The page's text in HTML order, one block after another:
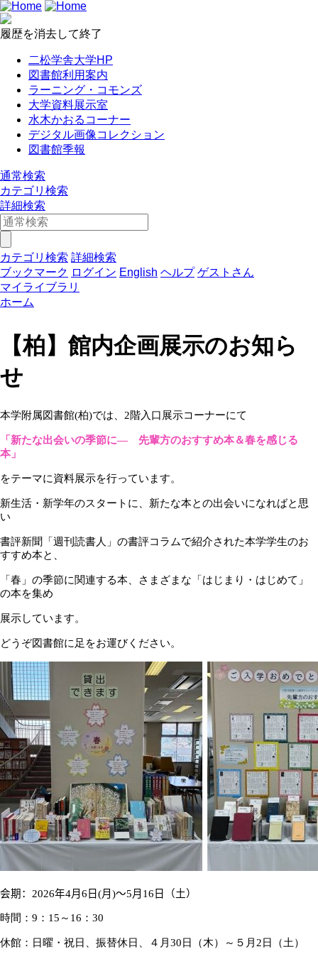
履歴を消去して終了
二松学舎大学HP
図書館利用案内
ラーニング・コモンズ
大学資料展示室
水木かおるコーナー
デジタル画像コレクション
図書館季報
通常検索
カテゴリ検索
詳細検索
カテゴリ検索 詳細検索
ブックマーク ログイン English ヘルプ ゲストさん
マイライブラリ
ホーム
【柏】館内企画展示のお知ら
せ
本学附属図書館(柏)では、 2階入口展示コーナーにて
「新たな出会いの季節に― 先輩方のおすすめ本＆春を感じる
本」
をテーマに資料展示を行っています。
新生活・新学年のスタートに、新たな本との出会いになればと思
い
書評新聞「週刊読書人」の書評コラムで紹介された本学学生のお
すすめ本と、
「春」の季節に関連する本、さまざまな「はじまり・はじめて」
の本を集め
展示しています。
どうぞ図書館に足をお運びください。
会期： 2026年4月 6 日 (月 )～5月 16 日（土）
時間： 9 ： 15 ～ 16 ： 30
休館：日曜・祝日、振替休日、４月 30 日（木）～５月 2 日（土）